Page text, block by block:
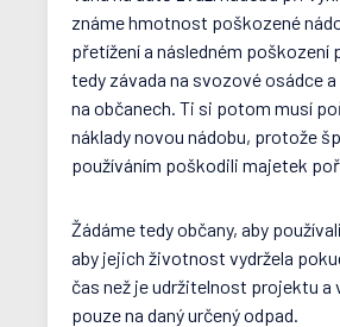
známe hmotnost poškozené
přetížení a následném poškození
tedy závada na svozové osádce
na občanech. Ti si potom musí
náklady novou nádobu, protože
používáním poškodili majetek
Žádáme tedy občany, aby
aby jejich životnost vydržela
čas než je udržitelnost projektu a
pouze na daný určený odpad.